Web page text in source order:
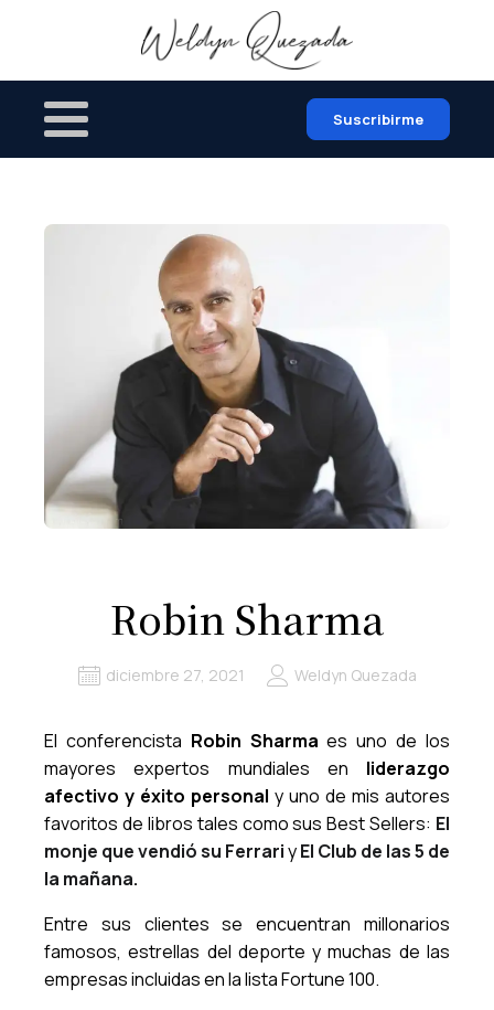
Suscribirme
Robin Sharma
diciembre 27, 2021 Weldyn Quezada
El conferencista Robin Sharma es uno de los
mayores expertos mundiales en liderazgo
afectivo y éxito personal y uno de mis autores
favoritos de libros tales como sus Best Sellers: El
monje que vendió su FerrariyEl Club de las 5 de
la mañana.
Entre sus clientes se encuentran millonarios
famosos, estrellas del deporte y muchas de las
empresas incluidas en la lista Fortune 100.